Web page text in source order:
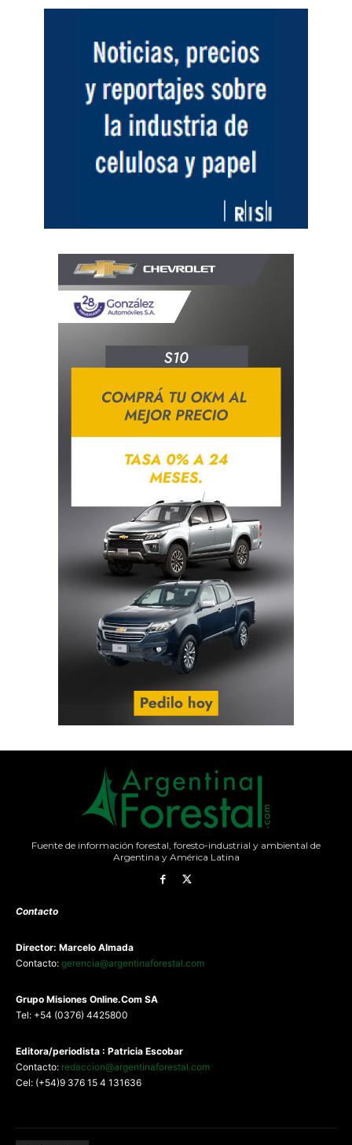
Fuente de información forestal, foresto-industrial y ambiental de
Argentina y América Latina
Contacto
Director: Marcelo Almada
Contacto: gerencia@argentinaforestal.com
Grupo Misiones Online.Com SA
Tel: +54 (0376) 4425800
Editora/periodista : Patricia Escobar
Contacto: redaccion@argentinaforestal.com
Cel: (+54)9 376 15 4 131636